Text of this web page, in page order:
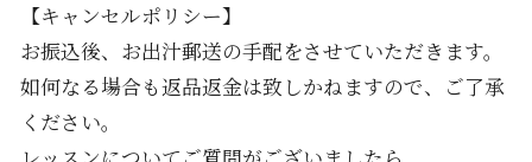
【キャンセルポリシー】
お振込後、お出汁郵送の手配をさせていただきます。
如何なる場合も返品返金は致しかねますので、ご了承
ください。